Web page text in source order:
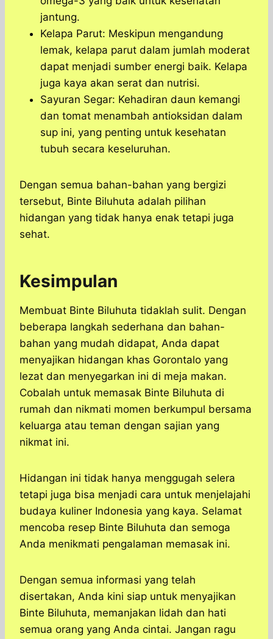
jantung.
Kelapa Parut: Meskipun mengandung
lemak, kelapa parut dalam jumlah moderat
dapat menjadi sumber energi baik. Kelapa
juga kaya akan serat dan nutrisi.
Sayuran Segar: Kehadiran daun kemangi
dan tomat menambah antioksidan dalam
sup ini, yang penting untuk kesehatan
tubuh secara keseluruhan.
Dengan semua bahan-bahan yang bergizi
tersebut, Binte Biluhuta adalah pilihan
hidangan yang tidak hanya enak tetapi juga
sehat.
Kesimpulan
Membuat Binte Biluhuta tidaklah sulit. Dengan
beberapa langkah sederhana dan bahan-
bahan yang mudah didapat, Anda dapat
menyajikan hidangan khas Gorontalo yang
lezat dan menyegarkan ini di meja makan.
Cobalah untuk memasak Binte Biluhuta di
rumah dan nikmati momen berkumpul bersama
keluarga atau teman dengan sajian yang
nikmat ini.
Hidangan ini tidak hanya menggugah selera
tetapi juga bisa menjadi cara untuk menjelajahi
budaya kuliner Indonesia yang kaya. Selamat
mencoba resep Binte Biluhuta dan semoga
Anda menikmati pengalaman memasak ini.
Dengan semua informasi yang telah
disertakan, Anda kini siap untuk menyajikan
Binte Biluhuta, memanjakan lidah dan hati
semua orang yang Anda cintai. Jangan ragu